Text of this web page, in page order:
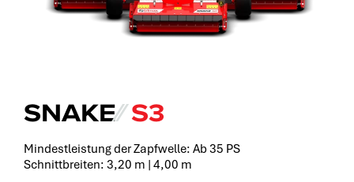
SNAKE⁄⁄ S3
Mindestleistung der Zapfwelle: Ab 35 PS
Schnittbreiten: 3,20 m | 4,00 m